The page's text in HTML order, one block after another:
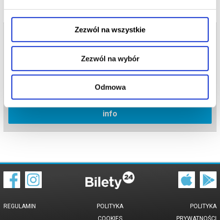
Zezwól na wszystkie
Zezwól na wybór
Odmowa
Bilety na termin:
27.08.2025 , g. 19:00 (środa)
27.08.2025 , g. 19:00
Gdańsk
info
REGULAMIN
POLITYKA
PRYWATNOŚCI
POLITYKA
COOKIES